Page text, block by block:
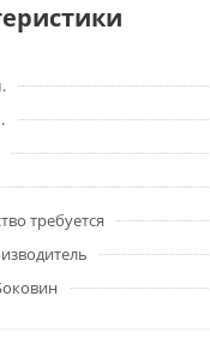
требуется